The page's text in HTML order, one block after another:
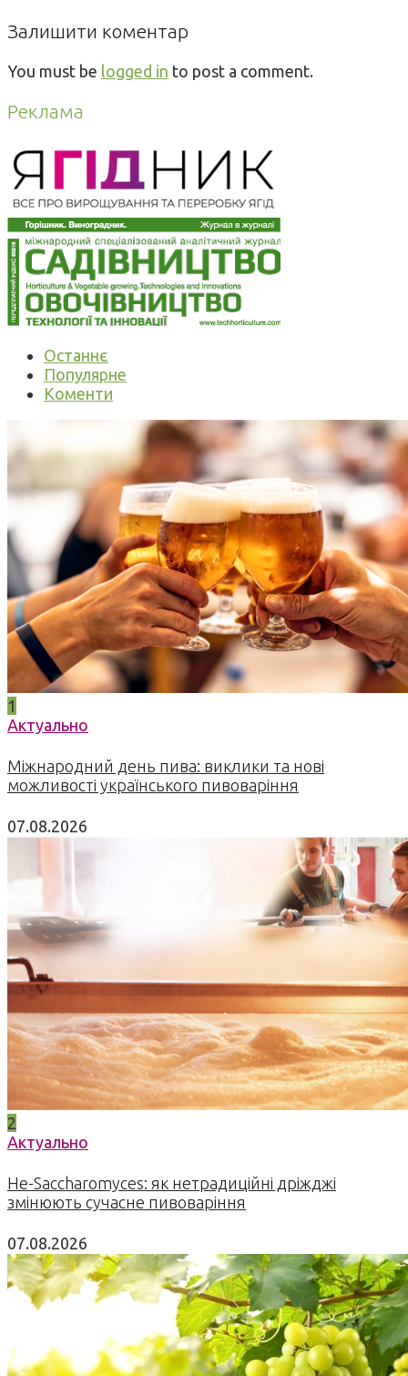
Залишити коментар
You must be logged in to post a comment.
Реклама
Останнє
Популярне
Коменти
1
Актуально
Міжнародний день пива: виклики та нові
можливості українського пивоваріння
07.08.2026
2
Актуально
Не-Saccharomyces: як нетрадиційні дріжджі
змінюють сучасне пивоваріння
07.08.2026